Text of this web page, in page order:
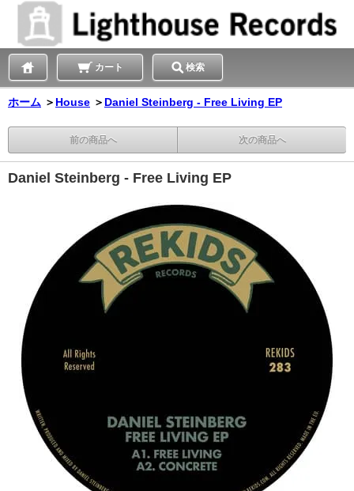
カート 検索
ホーム ＞ House ＞ Daniel Steinberg - Free Living EP
前の商品へ 次の商品へ
Daniel Steinberg - Free Living EP